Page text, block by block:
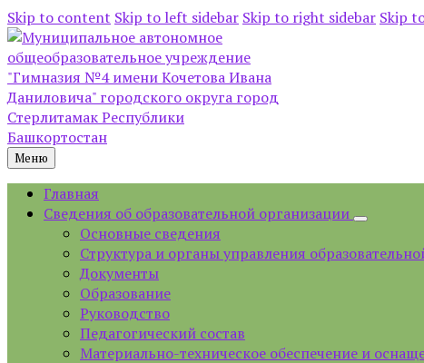
Skip to content Skip to left sidebar Skip to right sidebar Skip
Меню
Главная
Сведения об образовательной организации
Основные сведения
Структура и органы управления
Документы
Образование
Руководство
Педагогический состав
Материально-техническое обеспечение и